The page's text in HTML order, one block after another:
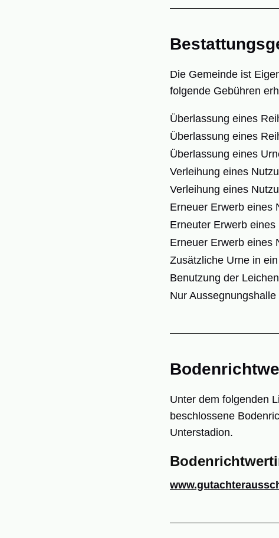
Die Gemeinde ist
folgende Gebühren
Überlassung eines
Überlassung eines
Überlassung eines
Verleihung eines
Verleihung eines
Erneuer Erwerb eines
Erneuter Erwerb
Erneuer Erwerb eines
Zusätzliche Urne in
Benutzung der
Nur
Unter dem folgenden
beschlossene
Unterstadion.